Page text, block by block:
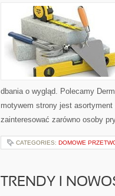
dbania o wygląd. Polecamy
motywem strony jest
zainteresować zarówno osoby
CATEGORIES: DOMOWE
TRENDY I